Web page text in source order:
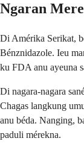
Ngaran
Di Amérika Serikat,
Bénznidazole. Ieu
ku FDA anu ayeuna
Di nagara-nagara
Chagas langkung
anu béda. Nanging,
paduli mérekna.